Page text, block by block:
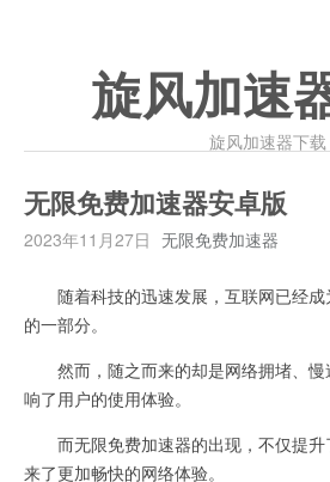
旋风加速
旋风加速器下载
无限免费加速器安卓版
2023年11月27日 无限免费加速器
随着科技的迅速发展，互联网已经成
的一部分。
然而，随之而来的却是网络拥堵、慢
响了用户的使用体验。
而无限免费加速器的出现，不仅提升
来了更加畅快的网络体验。